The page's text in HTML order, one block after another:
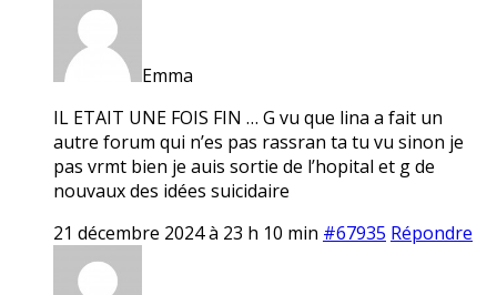
Emma
IL ETAIT UNE FOIS FIN … G vu que lina a fait un
autre forum qui n’es pas rassran ta tu vu sinon je
pas vrmt bien je auis sortie de l’hopital et g de
nouvaux des idées suicidaire
21 décembre 2024 à 23 h 10 min #67935 Répondre